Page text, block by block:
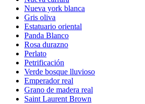
Nueva york blanca
Gris oliva
Estatuario oriental
Panda Blanco
Rosa durazno
Perlato
Petrificación
Verde bosque lluvioso
Emperador real
Grano de madera real
Saint Laurent Brown